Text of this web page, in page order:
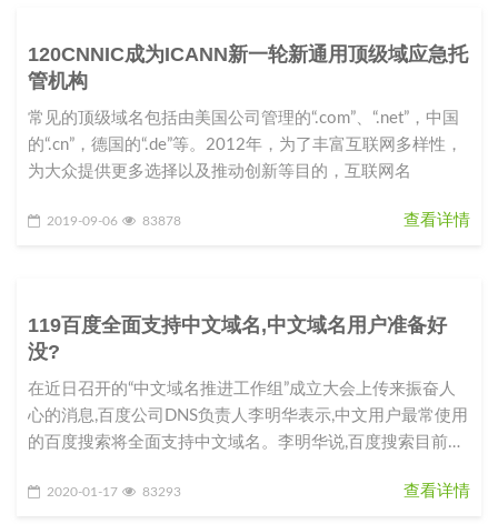
120CNNIC成为ICANN新一轮新通用顶级域应急托
管机构
常见的顶级域名包括由美国公司管理的“.com”、“.net”，中国
的“.cn”，德国的“.de”等。2012年，为了丰富互联网多样性，
为大众提供更多选择以及推动创新等目的，互联网名
2019-09-06 83878 查看详情
119百度全面支持中文域名,中文域名用户准备好
没?
在近日召开的“中文域名推进工作组”成立大会上传来振奋人
心的消息,百度公司DNS负责人李明华表示,中文用户最常使用
的百度搜索将全面支持中文域名。李明华说,百度搜索目前已
2020-01-17 83293 查看详情